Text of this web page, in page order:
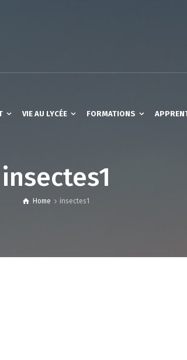
VIE AU LYCÉE FORMATIONS
insectes1
Home insectes1